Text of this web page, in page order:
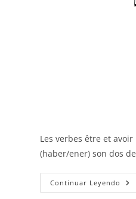
Les verbes être et
(haber/ener) son dos
Continuar Leyendo Être
Y